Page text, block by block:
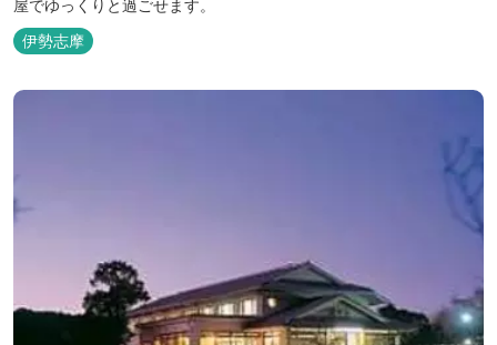
屋でゆっくりと過ごせます。
伊勢志摩